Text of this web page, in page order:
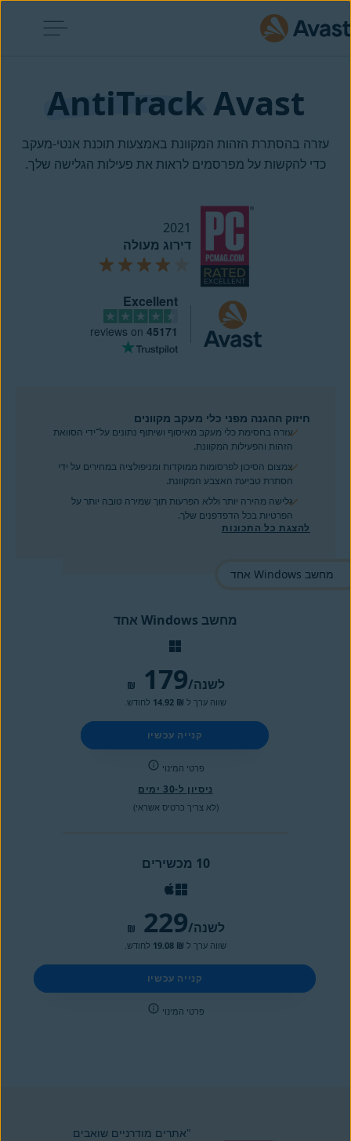
Avast
AntiTrack
עזרה בהסתרת הזהות המקוונת באמצעות תוכנת אנטי-מעקב
כדי להקשות על מפרסמים לראות את פעילות הגלישה שלך.
2021
דירוג מעולה
Excellent
45171
חיזוק ההגנה מפני כלי מעקב מקוונים
עזרה בחסימת כלי מעקב מאיסוף ושיתוף נתונים על־ידי הסוואת
הזהות והפעילות המקוונת.
צמצום הסיכון לפרסומות ממוקדות ומניפולציה במחירים על ידי
הסתרת טביעת האצבע המקוונת.
גלישה מהירה יותר וללא הפרעות תוך שמירה טובה יותר על
הפרטיות בכל הדפדפנים שלך.
להצגת כל התכונות
מחשב Windows אחד
₪ 179 /לשנה
שווה ערך ל ₪ 14.92 לחודש.
קנייה עכשיו
פרטי המינוי
ניסיון ל-30 ימים
(לא צריך כרטיס אשראי)
10 מכשירים
₪ 229 /לשנה
שווה ערך ל ₪ 19.08 לחודש.
קנייה עכשיו
פרטי המינוי
"אתרים מודרניים שואבים